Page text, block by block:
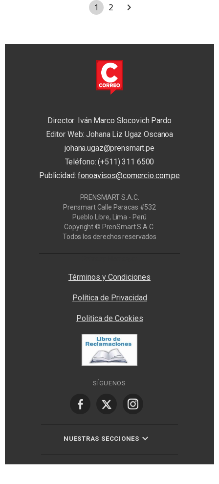
1 2
Director: Iván Marco Slocovich Pardo
Editor Web: Johana Liz Ugaz Oscanoa
johana.ugaz@prensmart.pe
Teléfono: (+511) 311 6500
Publicidad:fonoavisos@comercio.com.pe
PRENSMART S.A.C.
Prensmart Calle Paracas #532
Pueblo Libre, Lima - Perú
Copyright © PrenSmart S.A.C.
Todos los derechos reservados
Términos y Condiciones
Política de Privacidad
Politica de Cookies
SÍGUENOS
NUESTRAS SECCIONES